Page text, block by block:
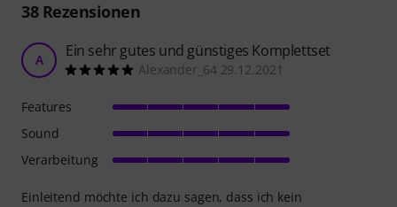
38Rezensionen
A Ein sehr gutes und günstiges Komplettset
Alexander_64 29.12.2021
Einleitend möchte ich dazu sagen, dass ich kein
Features
Sound
Verarbeitung